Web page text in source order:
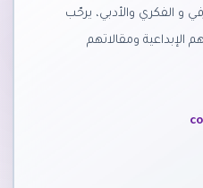
و الفكري والأدبي، يرحّب
ومقالاتهم